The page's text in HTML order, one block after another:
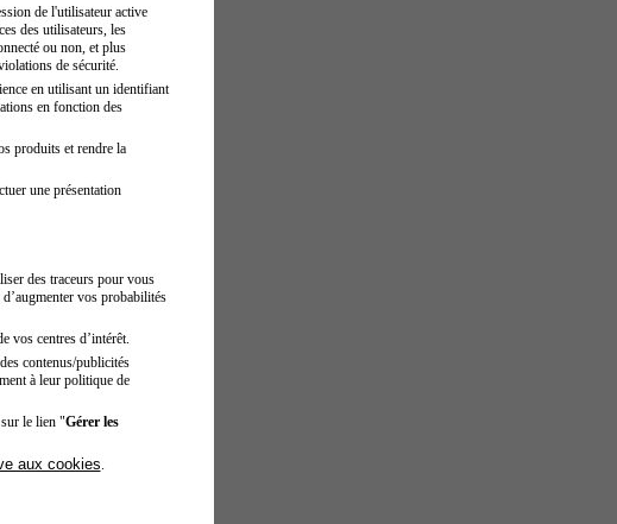
de l'utilisateur active
des utilisateurs, les
ou non, et plus
de sécurité.
en utilisant un identifiant
en fonction des
produits et rendre la
une présentation
des traceurs pour vous
vos probabilités
vos centres d’intérêt.
contenus/publicités
à leur politique de
le lien "Gérer les
aux cookies